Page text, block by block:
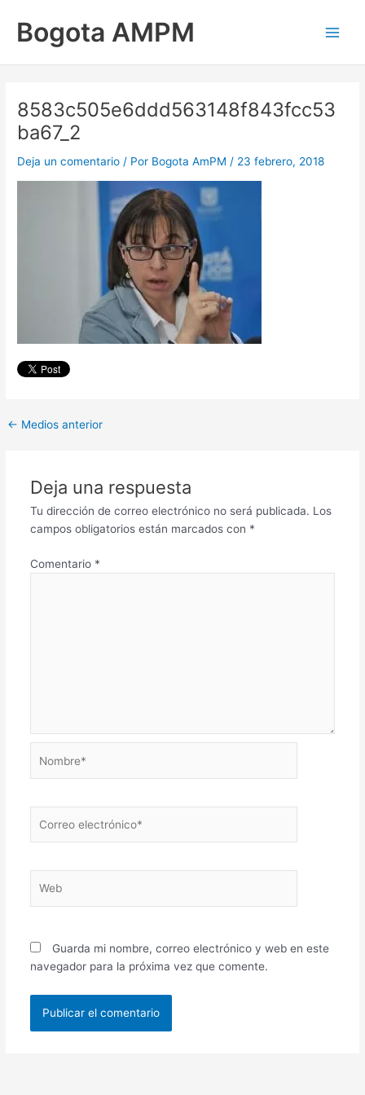
contenido
Bogota AMPM
8583c505e6ddd563148f843fcc53
ba67_2
Deja un comentario / Por Bogota AmPM / 23 febrero, 2018
← Medios anterior
Deja una respuesta
Tu dirección de correo electrónico no será publicada. Los
campos obligatorios están marcados con *
Comentario *
electrónico*
Guarda mi nombre, correo electrónico y web en este
navegador para la próxima vez que comente.